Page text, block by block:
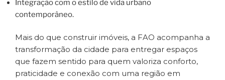
Integração com o estilo de vida urbano
contemporâneo.
Mais do que construir imóveis, a FAO acompanha a
transformação da cidade para entregar espaços
que fazem sentido para quem valoriza conforto,
praticidade e conexão com uma região em